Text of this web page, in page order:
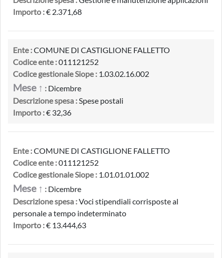
Importo :€ 2.371,68
Ente :COMUNE DI CASTIGLIONE FALLETTO
Codice ente :011121252
Codice gestionale Siope : 1.03.02.16.002
Mese ↑ : Dicembre
Descrizione spesa :Spese postali
Importo :€ 32,36
Ente :COMUNE DI CASTIGLIONE FALLETTO
Codice ente :011121252
Codice gestionale Siope : 1.01.01.01.002
Mese ↑ : Dicembre
Descrizione spesa :Voci stipendiali corrisposte al
personale a tempo indeterminato
Importo :€ 13.444,63